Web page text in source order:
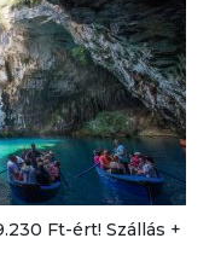
Ft-ért! Szállás +